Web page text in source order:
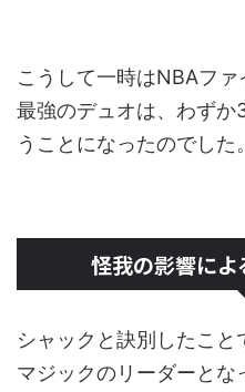
こうして一時はNBAフ
最強のデュオは、わずか
うことになったのでした。
怪我の影響に
シャックと訣別したこと
マジックのリーダーと